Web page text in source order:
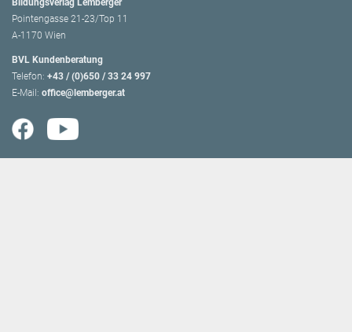
Bildungsverlag Lemberger
Pointengasse 21-23/Top 11
A-1170 Wien
BVL Kundenberatung
Telefon: +43 / (0)650 / 33 24 997
E-Mail: office@lemberger.at